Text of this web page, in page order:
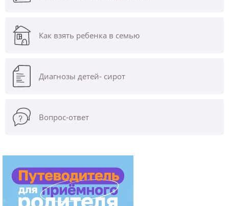
Как взять ребенка в семью
Диагнозы детей- сирот
Вопрос-ответ